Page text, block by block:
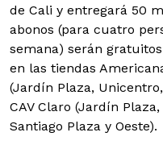
de Cali y entregará 50
abonos (para cuatro
semana) serán
en las tiendas
(Jardín Plaza,
CAV Claro (Jardín
Santiago Plaza y Oeste).